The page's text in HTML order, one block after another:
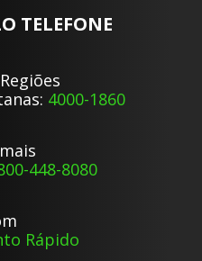
TELEFONE
4000-1860
448-8080
Rápido